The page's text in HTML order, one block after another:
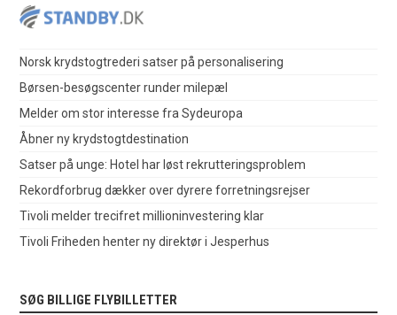
Norsk krydstogtrederi satser på personalisering
Børsen-besøgscenter runder milepæl
Melder om stor interesse fra Sydeuropa
Åbner ny krydstogtdestination
Satser på unge: Hotel har løst rekrutteringsproblem
Rekordforbrug dækker over dyrere forretningsrejser
Tivoli melder trecifret millioninvestering klar
Tivoli Friheden henter ny direktør i Jesperhus
SØG BILLIGE FLYBILLETTER